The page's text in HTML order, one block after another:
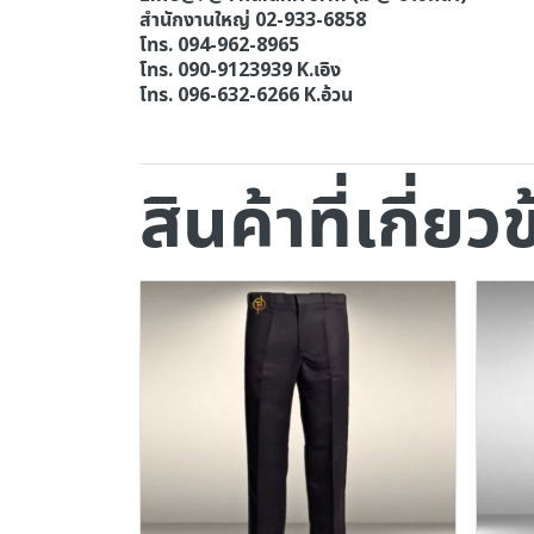
สำนักงานใหญ่ 02-933-6858
โทร. 094-962-8965
โทร. 090-9123939 K.เอิง
โทร. 096-632-6266 K.อ้วน
สินค้าที่เกี่ยว